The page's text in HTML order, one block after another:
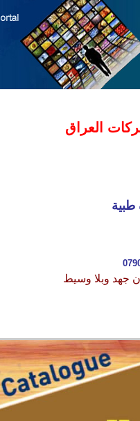
العراق
جهد وبلا وسيط